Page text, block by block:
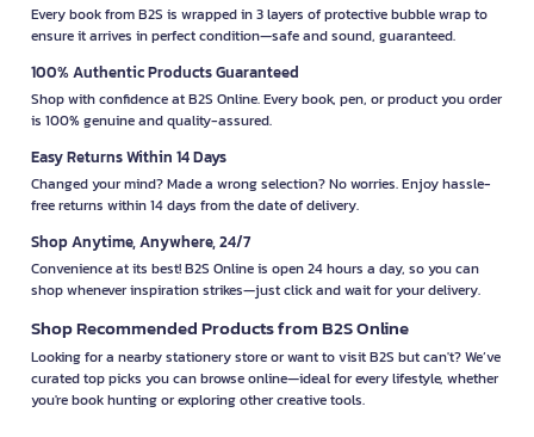
Every book from B2S is wrapped in 3 layers of protective bubble wrap to
ensure it arrives in perfect condition—safe and sound, guaranteed.
100% Authentic Products Guaranteed
Shop with confidence at B2S Online. Every book, pen, or product you order
is 100% genuine and quality-assured.
Easy Returns Within 14 Days
Changed your mind? Made a wrong selection? No worries. Enjoy hassle-
free returns within 14 days from the date of delivery.
Shop Anytime, Anywhere, 24/7
Convenience at its best! B2S Online is open 24 hours a day, so you can
shop whenever inspiration strikes—just click and wait for your delivery.
Shop Recommended Products from B2S Online
Looking for a nearby stationery store or want to visit B2S but can't? We’ve
curated top picks you can browse online—ideal for every lifestyle, whether
you're book hunting or exploring other creative tools.